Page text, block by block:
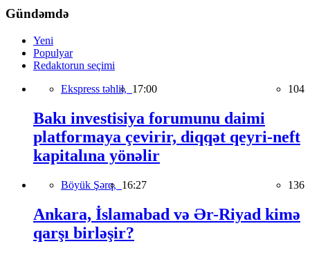
Gündəmdə
Yeni
Populyar
Redaktorun seçimi
Ekspress təhlil, 17:00 104
Bakı investisiya forumunu daimi
platformaya çevirir, diqqət qeyri-neft
kapitalına yönəlir
Böyük Şərq, 16:27 136
Ankara, İslamabad və Ər-Riyad kimə
qarşı birləşir?